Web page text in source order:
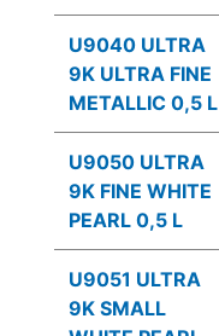
U9040 ULTRA
9K ULTRA FINE
METALLIC 0,5 L
U9050 ULTRA
9K FINE WHITE
PEARL 0,5 L
U9051 ULTRA
9K SMALL